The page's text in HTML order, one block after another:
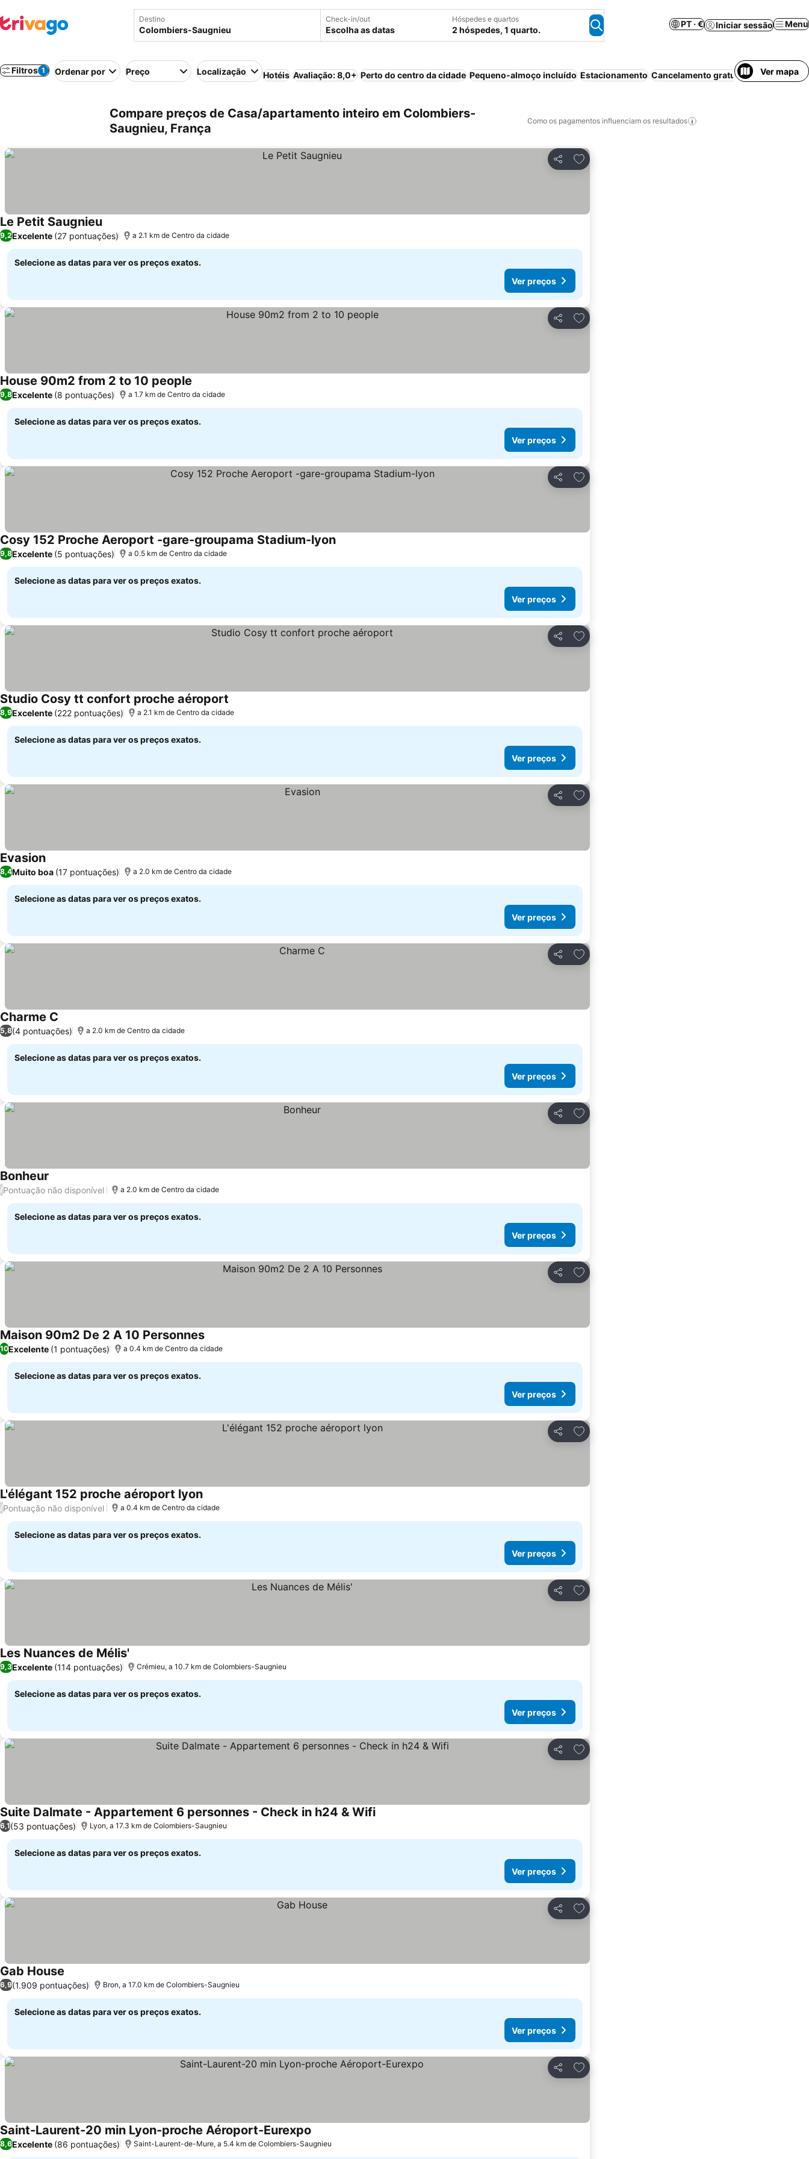
Destino Check-in/out
Escolha as datas
Hóspedes e quartos
2 hóspedes, 1 quarto.
PT · € Iniciar sessão Menu
Filtros 1 Ordenar por Preço Localização Hotéis Avaliação: 8,0+ Perto do centro da cidade Pequeno-almoço incluído Estacionamento Cancelamento gratuito Ver mapa
Compare preços de Casa/apartamento inteiro em Colombiers-
Saugnieu, França
Como os pagamentos influenciam os resultados
Partilhar
Adicionar aos favoritos
Le Petit SaugnieuVer preços
9,2Excelente (27 pontuações) a 2.1 km de Centro da cidade
Selecione as datas para ver os preços exatos.
Ver preços
Partilhar
Adicionar aos favoritos
House 90m2 from 2 to 10 people
9,8Excelente (8 pontuações) a 1.7 km de Centro da cidade
Selecione as datas para ver os preços exatos.
Ver preços
Partilhar
Adicionar aos favoritos
Cosy 152 Proche Aeroport -gare-groupama Stadium-lyonVer preços
9,8Excelente (5 pontuações) a 0.5 km de Centro da cidade
Selecione as datas para ver os preços exatos.
Ver preços
Partilhar
Adicionar aos favoritos
Studio Cosy tt confort proche aéroport
8,9Excelente (222 pontuações) a 2.1 km de Centro da cidade
Selecione as datas para ver os preços exatos.
Ver preços
Partilhar
Adicionar aos favoritos
EvasionVer preços
8,4Muito boa (17 pontuações) a 2.0 km de Centro da cidade
Selecione as datas para ver os preços exatos.
Ver preços
Partilhar
Adicionar aos favoritos
Charme C Ver preços
5,8(4 pontuações) a 2.0 km de Centro da cidade
Selecione as datas para ver os preços exatos.
Ver preços
Partilhar
Adicionar aos favoritos
Bonheur
/Pontuação não disponível a 2.0 km de Centro da cidade
Selecione as datas para ver os preços exatos.
Ver preços
Partilhar
Adicionar aos favoritos
Maison 90m2 De 2 A 10 PersonnesVer preços
10Excelente (1 pontuações) a 0.4 km de Centro da cidade
Selecione as datas para ver os preços exatos.
Ver preços
Partilhar
Adicionar aos favoritos
L'élégant 152 proche aéroport lyonVer preços
/Pontuação não disponível a 0.4 km de Centro da cidade
Selecione as datas para ver os preços exatos.
Ver preços
Partilhar
Adicionar aos favoritos
Les Nuances de Mélis'Ver preços
9,3Excelente (114 pontuações) Crémieu, a 10.7 km de Colombiers-Saugnieu
Selecione as datas para ver os preços exatos.
Ver preços
Partilhar
Adicionar aos favoritos
Suite Dalmate - Appartement 6 personnes - Check in h24 & WifiVer preços
6,1(53 pontuações) Lyon, a 17.3 km de Colombiers-Saugnieu
Selecione as datas para ver os preços exatos.
Ver preços
Partilhar
Adicionar aos favoritos
Gab House Ver preços
6,9(1.909 pontuações) Bron, a 17.0 km de Colombiers-Saugnieu
Selecione as datas para ver os preços exatos.
Ver preços
Partilhar
Adicionar aos favoritos
Saint-Laurent-20 min Lyon-proche Aéroport-Eurexpo
8,6Excelente (86 pontuações) Saint-Laurent-de-Mure, a 5.4 km de Colombiers-Saugnieu